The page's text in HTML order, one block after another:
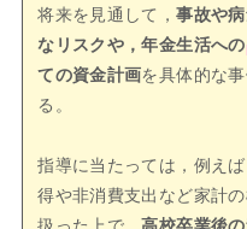
将来を見通して，事故や
なリスクや，年金生活への
ての資金計画を具体的な
る。
指導に当たっては，例え
得や非消費支出など家計